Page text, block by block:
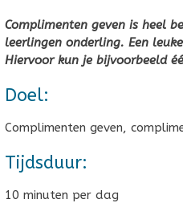
Complimenten geven is heel
leerlingen onderling. Een
Hiervoor kun je bijvoorbeeld
Doel:
Complimenten geven,
Tijdsduur:
10 minuten per dag